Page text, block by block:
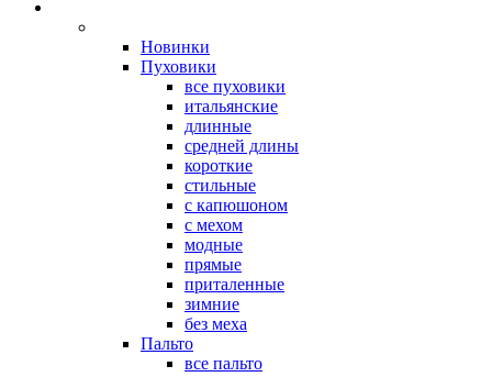
Новинки
Пуховики
все пуховики
итальянские
длинные
средней длины
короткие
стильные
с капюшоном
с мехом
модные
прямые
приталенные
зимние
без меха
Пальто
все пальто